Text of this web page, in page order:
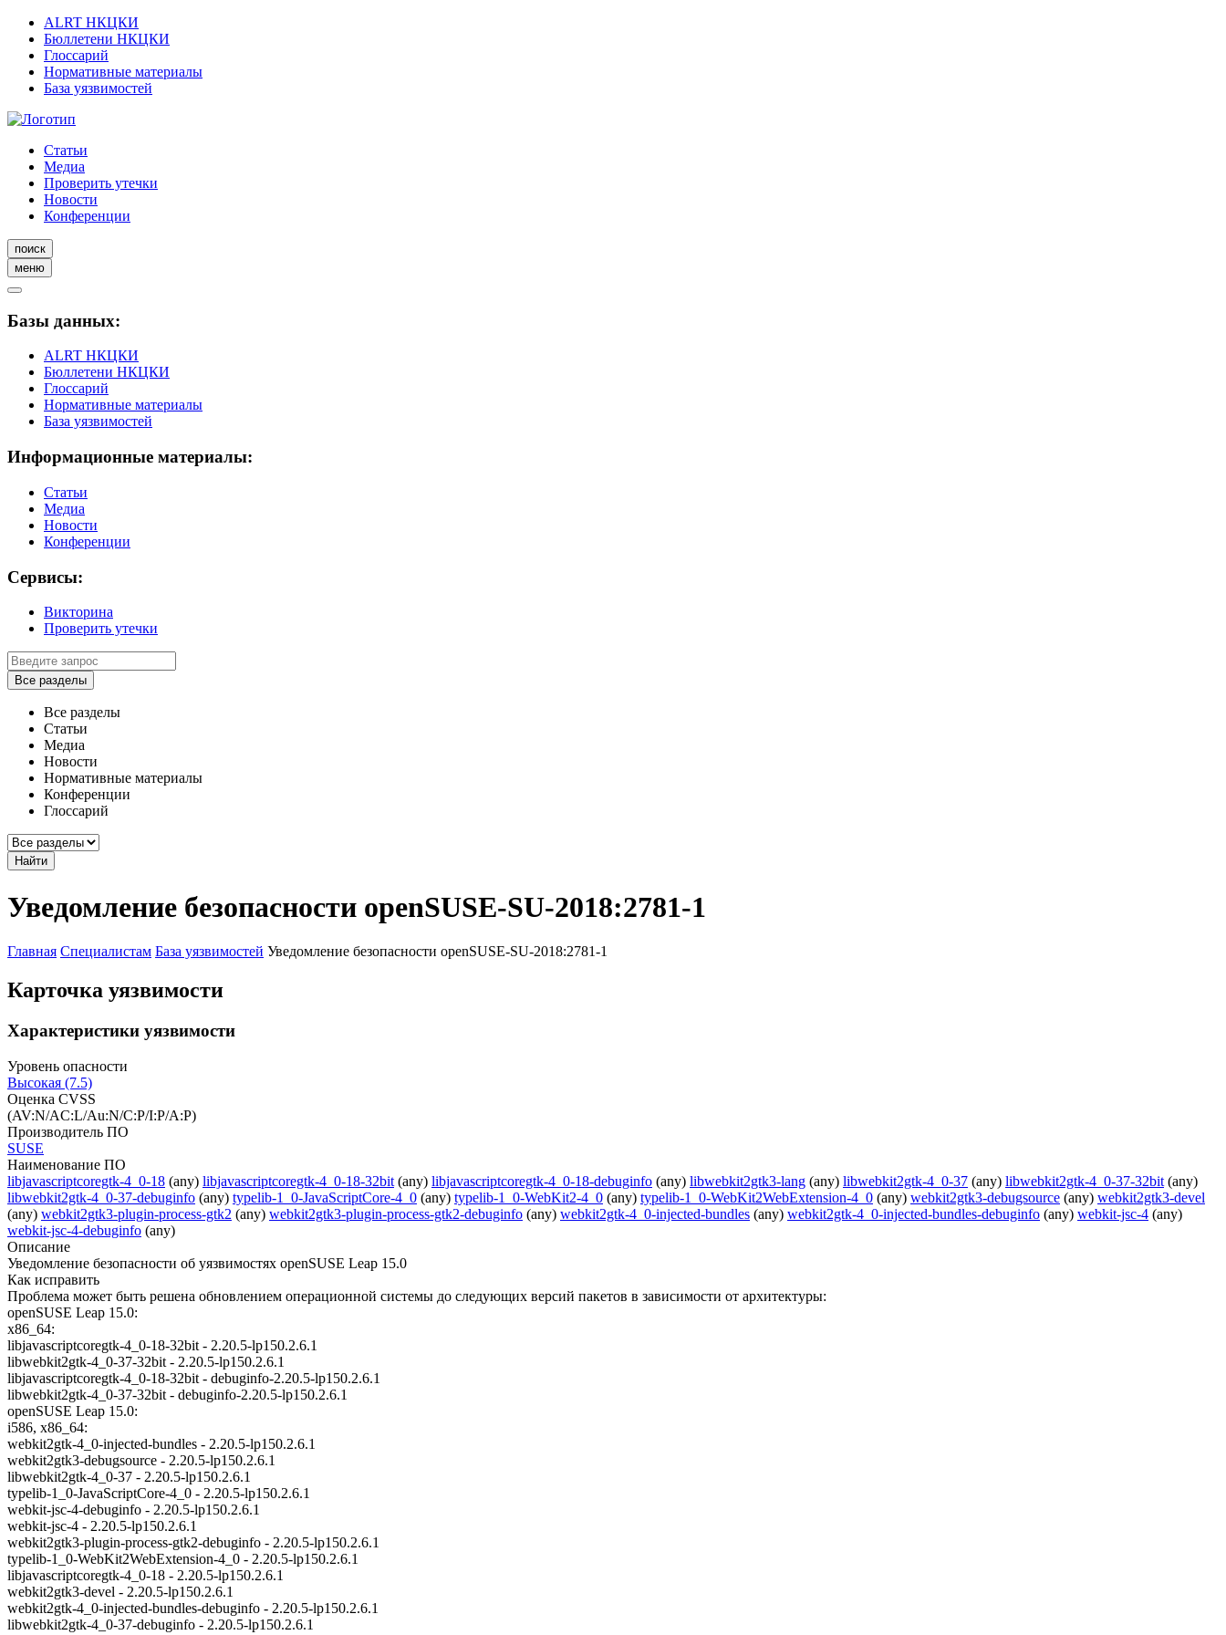
ALRT НКЦКИ
Бюллетени НКЦКИ
Глоссарий
Нормативные материалы
База уязвимостей
Статьи
Медиа
Проверить утечки
Новости
Конференции
поиск
меню
Базы данных:
ALRT НКЦКИ
Бюллетени НКЦКИ
Глоссарий
Нормативные материалы
База уязвимостей
Информационные материалы:
Статьи
Медиа
Новости
Конференции
Сервисы:
Викторина
Проверить утечки
Все разделы
Все разделы
Статьи
Медиа
Новости
Нормативные материалы
Конференции
Глоссарий
Найти
Уведомление безопасности openSUSE-SU-2018:2781-1
Главная Специалистам База уязвимостей Уведомление безопасности openSUSE-SU-2018:2781-1
Карточка уязвимости
Характеристики уязвимости
Уровень опасности
Высокая (7.5)
Оценка CVSS
(AV:N/AC:L/Au:N/C:P/I:P/A:P)
Производитель ПО
SUSE
Наименование ПО
libjavascriptcoregtk-4_0-18 (any) libjavascriptcoregtk-4_0-18-32bit (any) libjavascriptcoregtk-4_0-18-debuginfo (any) libwebkit2gtk3-lang (any) libwebkit2gtk-4_0-37 (any) libwebkit2gtk-4_0-37-32bit (any)
libwebkit2gtk-4_0-37-debuginfo (any) typelib-1_0-JavaScriptCore-4_0 (any) typelib-1_0-WebKit2-4_0 (any) typelib-1_0-WebKit2WebExtension-4_0 (any) webkit2gtk3-debugsource (any) webkit2gtk3-devel
(any) webkit2gtk3-plugin-process-gtk2 (any) webkit2gtk3-plugin-process-gtk2-debuginfo (any) webkit2gtk-4_0-injected-bundles (any) webkit2gtk-4_0-injected-bundles-debuginfo (any) webkit-jsc-4 (any)
webkit-jsc-4-debuginfo (any)
Описание
Уведомление безопасности об уязвимостях openSUSE Leap 15.0
Как исправить
Проблема может быть решена обновлением операционной системы до следующих версий пакетов в зависимости от архитектуры:
openSUSE Leap 15.0:
x86_64:
libjavascriptcoregtk-4_0-18-32bit - 2.20.5-lp150.2.6.1
libwebkit2gtk-4_0-37-32bit - 2.20.5-lp150.2.6.1
libjavascriptcoregtk-4_0-18-32bit - debuginfo-2.20.5-lp150.2.6.1
libwebkit2gtk-4_0-37-32bit - debuginfo-2.20.5-lp150.2.6.1
openSUSE Leap 15.0:
i586, x86_64:
webkit2gtk-4_0-injected-bundles - 2.20.5-lp150.2.6.1
webkit2gtk3-debugsource - 2.20.5-lp150.2.6.1
libwebkit2gtk-4_0-37 - 2.20.5-lp150.2.6.1
typelib-1_0-JavaScriptCore-4_0 - 2.20.5-lp150.2.6.1
webkit-jsc-4-debuginfo - 2.20.5-lp150.2.6.1
webkit-jsc-4 - 2.20.5-lp150.2.6.1
webkit2gtk3-plugin-process-gtk2-debuginfo - 2.20.5-lp150.2.6.1
typelib-1_0-WebKit2WebExtension-4_0 - 2.20.5-lp150.2.6.1
libjavascriptcoregtk-4_0-18 - 2.20.5-lp150.2.6.1
webkit2gtk3-devel - 2.20.5-lp150.2.6.1
webkit2gtk-4_0-injected-bundles-debuginfo - 2.20.5-lp150.2.6.1
libwebkit2gtk-4_0-37-debuginfo - 2.20.5-lp150.2.6.1